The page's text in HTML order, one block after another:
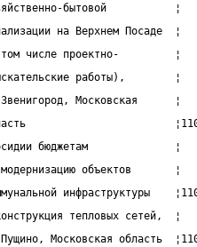
бытовой
на Верхнем
том числе проектно-
работы),
Звенигород, Московская
бюджетам
модернизацию объектов
инфраструктуры
тепловых
Московская область